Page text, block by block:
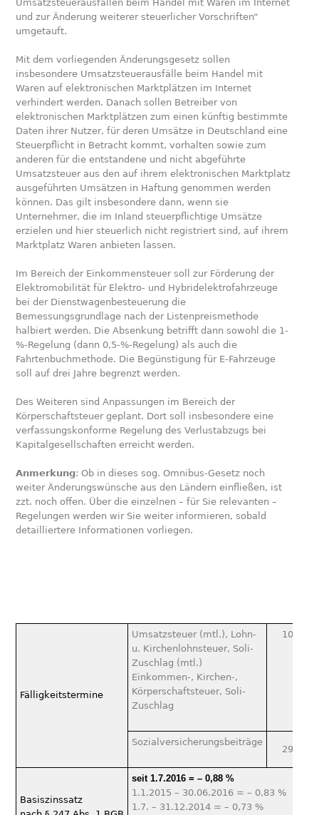
Umsatzsteuerausfällen beim Handel mit Waren im Internet
und zur Änderung weiterer steuerlicher Vorschriften“
umgetauft.
Mit dem vorliegenden Änderungsgesetz sollen
insbesondere Umsatzsteuerausfälle beim Handel mit
Waren auf elektronischen Marktplätzen im Internet
verhindert werden. Danach sollen Betreiber von
elektronischen Marktplätzen zum einen künftig bestimmte
Daten ihrer Nutzer, für deren Umsätze in Deutschland eine
Steuerpflicht in Betracht kommt, vorhalten sowie zum
anderen für die entstandene und nicht abgeführte
Umsatzsteuer aus den auf ihrem elektronischen Marktplatz
ausgeführten Umsätzen in Haftung genommen werden
können. Das gilt insbesondere dann, wenn sie
Unternehmer, die im Inland steuerpflichtige Umsätze
erzielen und hier steuerlich nicht registriert sind, auf ihrem
Marktplatz Waren anbieten lassen.
Im Bereich der Einkommensteuer soll zur Förderung der
Elektromobilität für Elektro- und Hybridelektrofahrzeuge
bei der Dienstwagenbesteuerung die
Bemessungsgrundlage nach der Listenpreismethode
halbiert werden. Die Absenkung betrifft dann sowohl die 1-
%-Regelung (dann 0,5-%-Regelung) als auch die
Fahrtenbuchmethode. Die Begünstigung für E-Fahrzeuge
soll auf drei Jahre begrenzt werden.
Des Weiteren sind Anpassungen im Bereich der
Körperschaftsteuer geplant. Dort soll insbesondere eine
verfassungskonforme Regelung des Verlustabzugs bei
Kapitalgesellschaften erreicht werden.
Anmerkung: Ob in dieses sog. Omnibus-Gesetz noch
weiter Änderungswünsche aus den Ländern einfließen, ist
zzt. noch offen. Über die einzelnen – für Sie relevanten –
Regelungen werden wir Sie weiter informieren, sobald
detailliertere Informationen vorliegen.
Fälligkeitstermine
Umsatzsteuer (mtl.), Lohn-
u. Kirchenlohnsteuer, Soli-
Zuschlag (mtl.)
Einkommen-, Kirchen-,
Körperschaftsteuer, Soli-
Zuschlag
Sozialversicherungsbeiträge
Basiszinssatz
seit 1.7.2016 = – 0,88 %
1.1.2015 – 30.06.2016 = – 0,83 %
1.7. – 31.12.2014 = – 0,73 %